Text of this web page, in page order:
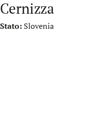
Cernizza
Stato: Slovenia